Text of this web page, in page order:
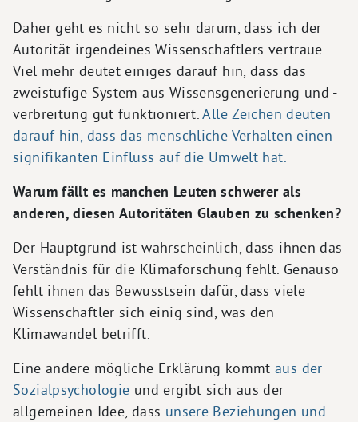
Daher geht es nicht so sehr darum, dass ich der
Autorität irgendeines Wissenschaftlers vertraue.
Viel mehr deutet einiges darauf hin, dass das
zweistufige System aus Wissensgenerierung und -
verbreitung gut funktioniert.Alle Zeichen deuten
darauf hin, dass das menschliche Verhalten einen
signifikanten Einfluss auf die Umwelt hat.
Warum fällt es manchen Leuten schwerer als
anderen, diesen Autoritäten Glauben zu schenken?
Der Hauptgrund ist wahrscheinlich, dass ihnen das
Verständnis für die Klimaforschung fehlt. Genauso
fehlt ihnen das Bewusstsein dafür, dass viele
Wissenschaftler sich einig sind, was den
Klimawandel betrifft.
Eine andere mögliche Erklärung kommtaus der
Sozialpsychologie und ergibt sich aus der
allgemeinen Idee, dass unsere Beziehungen und